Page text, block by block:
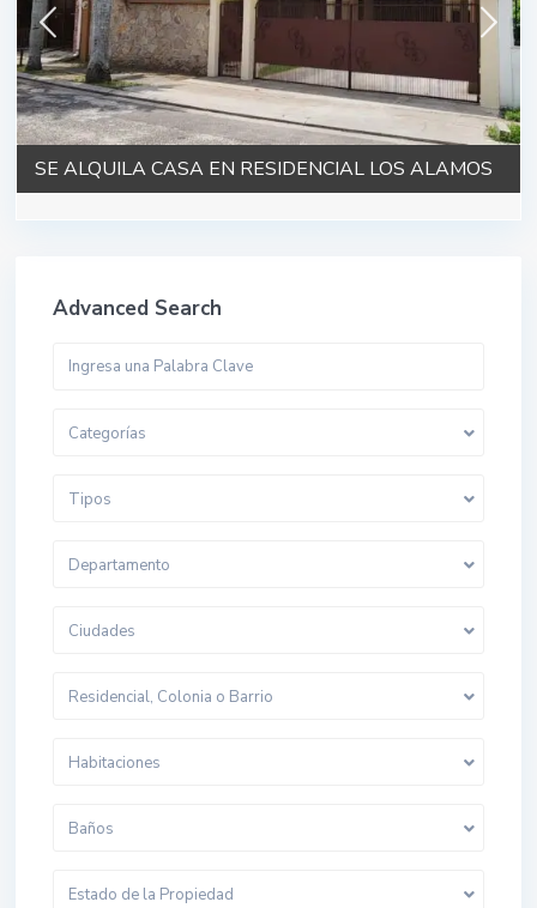
SE ALQUILA CASA EN RESIDENCIAL LOS ALAMOS
Advanced Search
Categorías
Tipos
Departamento
Ciudades
Residencial, Colonia o Barrio
Habitaciones
Baños
Estado de la Propiedad